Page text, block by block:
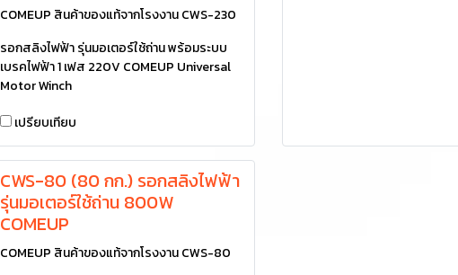
COMEUP สินค้าของแท้จากโรงงาน CWS-230
รอกสลิงไฟฟ้า รุ่นมอเตอร์ใช้ถ่าน พร้อมระบบ
เบรคไฟฟ้า 1 เฟส 220V COMEUP Universal
Motor Winch
เปรียบเทียบ
CWS-80 (80 กก.) รอกสลิงไฟฟ้า
รุ่นมอเตอร์ใช้ถ่าน 800W
COMEUP
COMEUP สินค้าของแท้จากโรงงาน CWS-80